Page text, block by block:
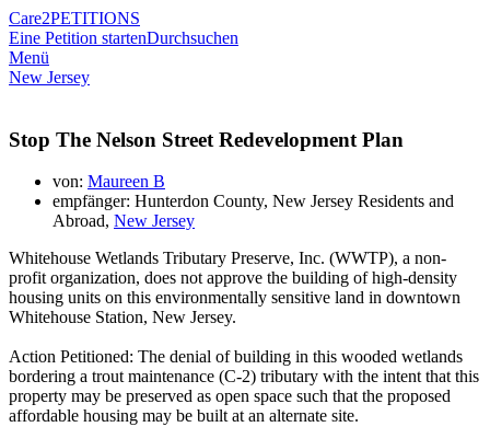
Care2PETITIONS
Eine Petition startenDurchsuchen
Menü
New Jersey
Stop The Nelson Street Redevelopment Plan
von: Maureen B
empfänger: Hunterdon County, New Jersey Residents and
Abroad, New Jersey
Whitehouse Wetlands Tributary Preserve, Inc. (WWTP), a non-
profit organization, does not approve the building of high-density
housing units on this environmentally sensitive land in downtown
Whitehouse Station, New Jersey.
Action Petitioned: The denial of building in this wooded wetlands
bordering a trout maintenance (C-2) tributary with the intent that this
property may be preserved as open space such that the proposed
affordable housing may be built at an alternate site.